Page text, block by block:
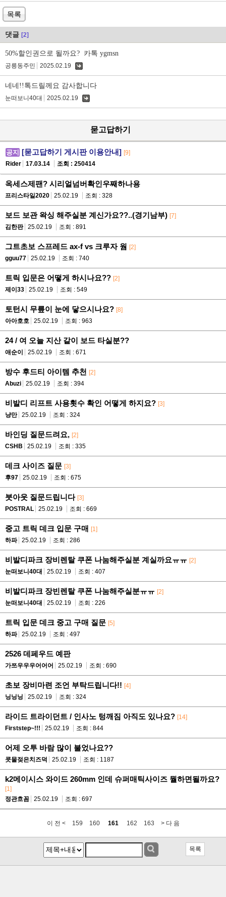
목록
댓글 [2]
50%할인권으로 될까요? 카톡 ygmsn
공릉동주민 2025.02.19
네네!!톡드릴께요 감사합니다
눈떠보니40대 2025.02.19
묻고답하기
공지 [묻고답하기 게시판 이용안내] [9]
Rider
17.03.14 조회 : 250414
옥세스제팬? 시리얼넘버확인우째하나용
프리스타일2020 25.02.19 조회 : 328
보드 보관 왁싱 해주실분 계신가요??..(경기남부) [7]
김한판
25.02.19 조회 : 891
그트초보 스프레드 ax-f vs 크루자 웜 [2]
gguu77
25.02.19 조회 : 740
트릭 입문은 어떻게 하시나요?? [2]
제이33
25.02.19 조회 : 549
토턴시 무릎이 눈에 닿으시나요? [8]
아아호호
25.02.19 조회 : 963
24 / 여 오늘 지산 같이 보드 타실분??
애순이 25.02.19 조회 : 671
방수 후드티 아이템 추천 [2]
Abuzi
25.02.19 조회 : 394
비발디 리프트 사용횟수 확인 어떻게 하지요? [3]
냥만
25.02.19 조회 : 324
바인딩 질문드려요, [2]
CSHB
25.02.19 조회 : 335
데크 사이즈 질문 [3]
후97
25.02.19 조회 : 675
붓아웃 질문드립니다 [3]
POSTRAL
25.02.19 조회 : 669
중고 트릭 데크 입문 구매 [1]
하파
25.02.19 조회 : 286
비발디파크 장비렌탈 쿠폰 나눔해주실분 계실까요ㅠㅠ [2]
눈떠보니40대
25.02.19 조회 : 407
비발디파크 장빈렌탈 쿠폰 나눔해주실분ㅠㅠ [2]
눈떠보니40대
25.02.19 조회 : 226
트릭 입문 데크 중고 구매 질문 [5]
하파
25.02.19 조회 : 497
2526 데페우드 예판
가쯔우우우어어어 25.02.19 조회 : 690
초보 장비마련 조언 부탁드립니다!! [4]
닝닝닝
25.02.19 조회 : 324
라이드 트라이던트 / 인사노 텅깨짐 아직도 있나요? [14]
Firststep~!!!
25.02.19 조회 : 844
어제 오투 바람 많이 불었나요??
콧물젖은치즈덕 25.02.19 조회 : 1187
k2메이시스 와이드 260mm 인데 슈퍼매틱사이즈 뭘하면될까요?
[1]
정관흐꼼
25.02.19 조회 : 697
이 전 < 159 160 161 162 163 > 다 음
목록